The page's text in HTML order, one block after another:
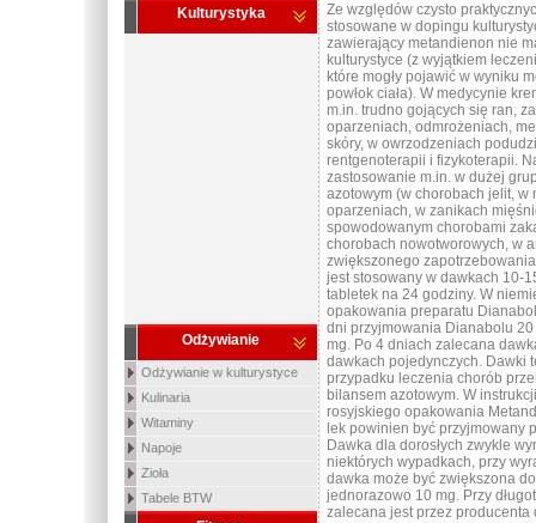
Kulturystyka
Odżywianie
Odżywianie w kulturystyce
Kulinaria
Witaminy
Napoje
Zioła
Tabele BTW
Ze względów czysto
stosowane w dopingu
zawierający metandienon nie
kulturystyce (z wyjątkiem
które mogły pojawić w wyniku
powłok ciała). W medycynie
m.in. trudno gojących się ran,
oparzeniach, odmrożeniach,
skóry, w owrzodzeniach
rentgenoterapii i fizykoterapii.
zastosowanie m.in. w dużej
azotowym (w chorobach jelit, w
oparzeniach, w zanikach
spowodowanym chorobami
chorobach nowotworowych, w
zwiększonego
jest stosowany w dawkach 10-
tabletek na 24 godziny. W
opakowania preparatu
dni przyjmowania Dianabolu
mg. Po 4 dniach zalecana
dawkach pojedynczych. Dawki
przypadku leczenia chorób
bilansem azotowym. W
rosyjskiego opakowania
lek powinien być przyjmowany
Dawka dla dorosłych zwykle
niektórych wypadkach, przy
dawka może być zwiększona
jednorazowo 10 mg. Przy
zalecana jest przez